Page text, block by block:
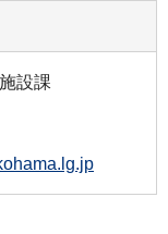
設課